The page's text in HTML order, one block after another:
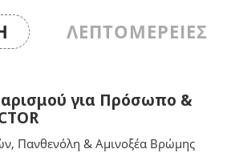
ΛΕΠΤΟΜΕΡΕΙΕΣ
για Πρόσωπο &
Πανθενόλη & Αμινοξέα Βρώμης